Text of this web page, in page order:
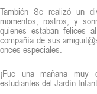
También Se realizó un
momentos, rostros, y
quienes estaban felices
compañía de sus
onces especiales.
¡Fue una mañana muy
estudiantes del Jardín